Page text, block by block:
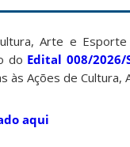
Arte e Esporte
do Edital 008/2026/
às Ações de
aqui